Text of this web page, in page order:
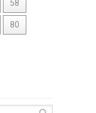
58
80